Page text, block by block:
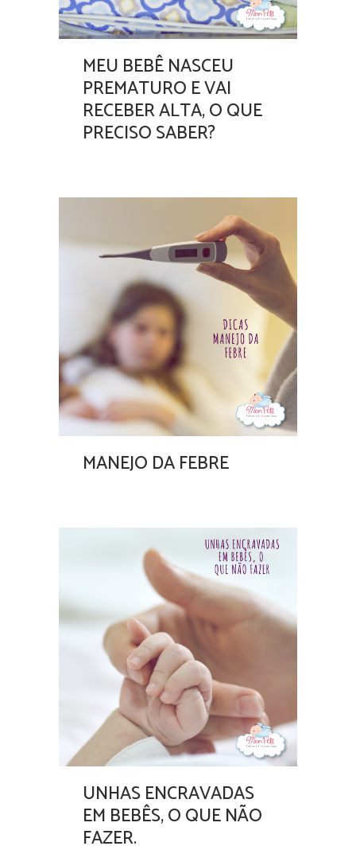
MEU BEBÊ NASCEU
PREMATURO E VAI
RECEBER ALTA, O QUE
PRECISO SABER?
MANEJO DA FEBRE
UNHAS ENCRAVADAS
EM BEBÊS, O QUE NÃO
FAZER.